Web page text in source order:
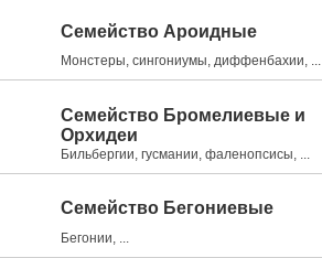
Семейство Ароидные
Монстеры, сингониумы, диффенбахии, ...
Семейство Бромелиевые и
Орхидеи
Бильбергии, гусмании, фаленопсисы, ...
Семейство Бегониевые
Бегонии, ...